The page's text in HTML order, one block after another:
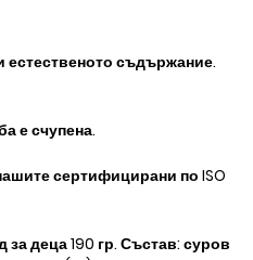
съдържание.
е счупена.
сертифицирани по ISO
деца 190 гр. Състав: суров